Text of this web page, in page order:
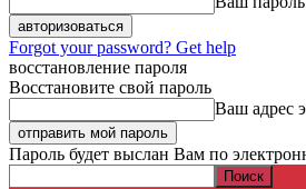
Forgot your password? Get help
восстановление пароля
Восстановите свой пароль
Ваш адрес
Пароль будет выслан Вам по